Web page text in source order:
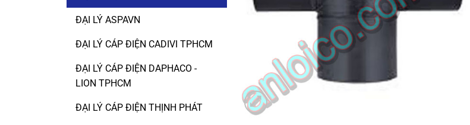
ĐẠI LÝ ASPAVN
ĐẠI LÝ CÁP ĐIỆN CADIVI TPHCM
ĐẠI LÝ CÁP ĐIỆN DAPHACO -
LION TPHCM
ĐẠI LÝ CÁP ĐIỆN THỊNH PHÁT